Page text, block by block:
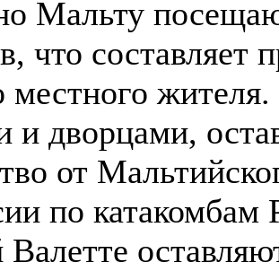
Мальту
что составляет
местного
и дворцами,
от
по
Валетте